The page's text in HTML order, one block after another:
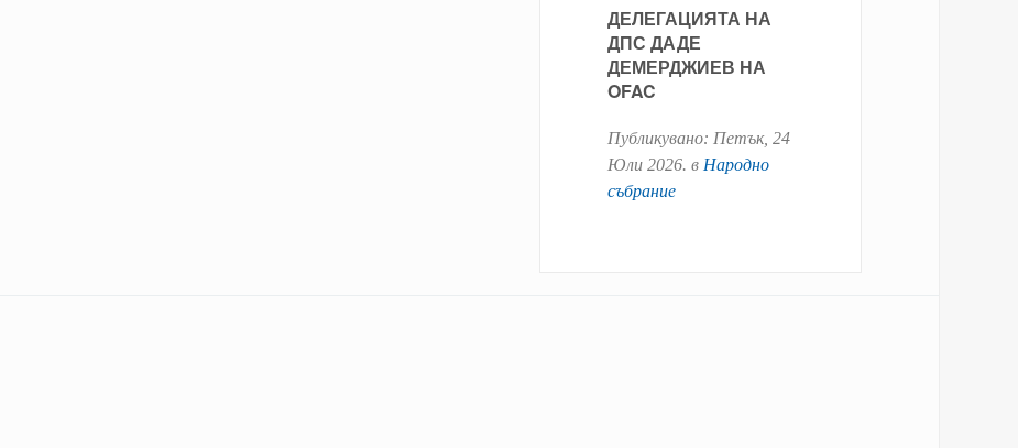
ДЕЛЕГАЦИЯТА НА
ДПС ДАДЕ
ДЕМЕРДЖИЕВ НА
OFAC
Публикувано: Петък, 24
Юли 2026. в Народно
събрание